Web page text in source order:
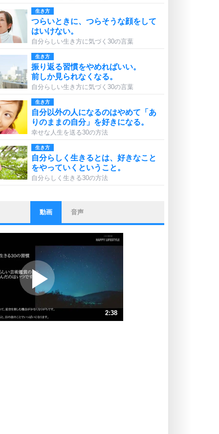
生き方
つらいときに、つらそうな顔をして
はいけない。
自分らしい生き方に気づく30の言葉
生き方
振り返る習慣をやめればいい。
前しか見られなくなる。
自分らしい生き方に気づく30の言葉
生き方
自分以外の人になるのはやめて「あ
りのままの自分」を好きになる。
幸せな人生を送る30の方法
生き方
自分らしく生きるとは、好きなこと
をやっていくということ。
自分らしく生きる30の方法
ストレス対策
他人と比べない。
いっそのこと、他人を見ない。
いらいらしない人になる30の方法
ポジティブになれない原因は、行動
しないから。
ポジティブ思考になる30の方法
ストレス対策
人生、なんとかなるもの。
動画 音声
2:38